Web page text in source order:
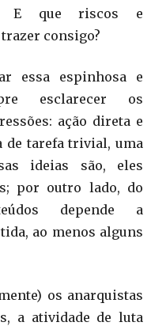
E que riscos e
consigo?
essa espinhosa e
esclarecer os
ação direta e
de tarefa trivial, uma
ideias são, eles
por outro lado, do
depende a
ao menos alguns
os anarquistas
a atividade de luta